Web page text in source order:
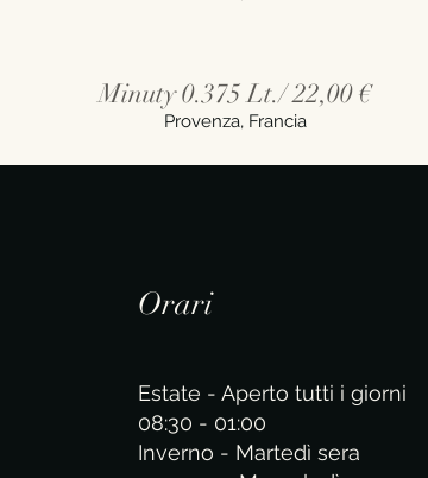
Minuty 0.375 Lt./ 22,00 €
Provenza, Francia
Orari
Estate - Aperto tutti i giorni
​​08:30 - 01:00
Inverno - Martedì sera